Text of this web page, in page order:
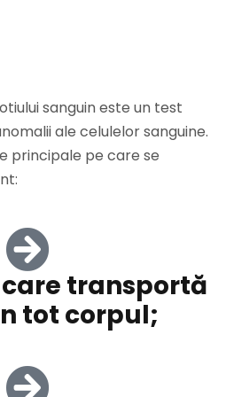
sanguin este un test
ale celulelor sanguine.
principale pe care se
transportă
tot corpul;